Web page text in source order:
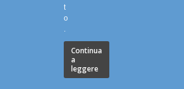
t
o
.
Continua
a
leggere